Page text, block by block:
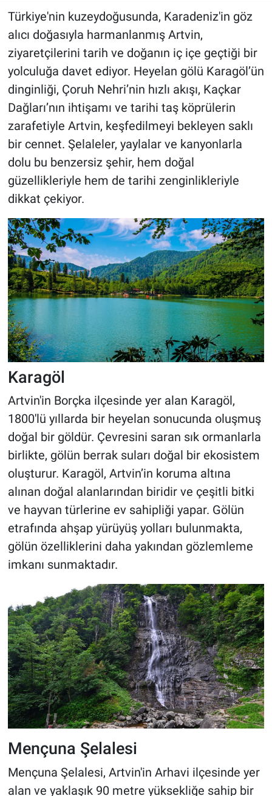
Türkiye'nin kuzeydoğusunda, Karadeniz'in göz
alıcı doğasıyla harmanlanmış Artvin,
ziyaretçilerini tarih ve doğanın iç içe geçtiği bir
yolculuğa davet ediyor. Heyelan gölü Karagöl’ün
dinginliği, Çoruh Nehri’nin hızlı akışı, Kaçkar
Dağları’nın ihtişamı ve tarihi taş köprülerin
zarafetiyle Artvin, keşfedilmeyi bekleyen saklı
bir cennet. Şelaleler, yaylalar ve kanyonlarla
dolu bu benzersiz şehir, hem doğal
güzellikleriyle hem de tarihi zenginlikleriyle
dikkat çekiyor.
Karagöl
Artvin'in Borçka ilçesinde yer alan Karagöl,
1800'lü yıllarda bir heyelan sonucunda oluşmuş
doğal bir göldür. Çevresini saran sık ormanlarla
birlikte, gölün berrak suları doğal bir ekosistem
oluşturur. Karagöl, Artvin’in koruma altına
alınan doğal alanlarından biridir ve çeşitli bitki
ve hayvan türlerine ev sahipliği yapar. Gölün
etrafında ahşap yürüyüş yolları bulunmakta,
gölün özelliklerini daha yakından gözlemleme
imkanı sunmaktadır.
Mençuna Şelalesi
Mençuna Şelalesi, Artvin'in Arhavi ilçesinde yer
alan ve yaklaşık 90 metre yüksekliğe sahip bir